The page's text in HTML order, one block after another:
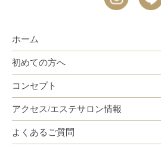
ホーム
初めての方へ
コンセプト
アクセス/エステサロン情報
よくあるご質問